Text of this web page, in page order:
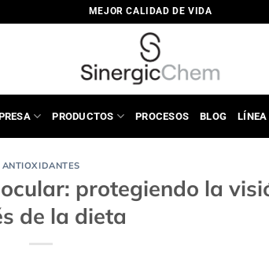
MEJOR CALIDAD DE VIDA
PRODUCTOS PROCESOS BLOG
ANTIOXIDANTES
protegiendo la
de la dieta